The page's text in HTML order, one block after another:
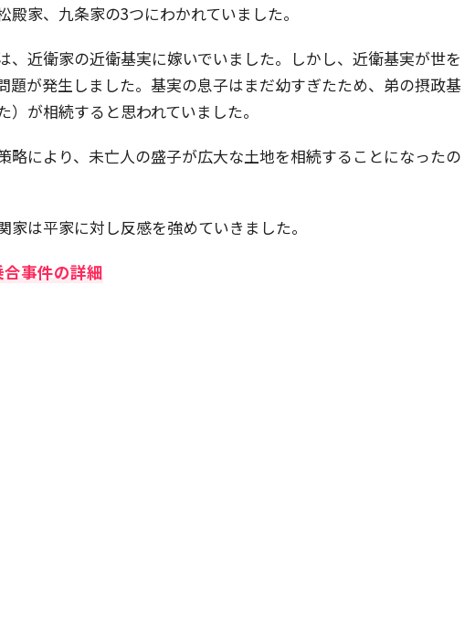
殿家、九条家の3つにわかれていました。
、近衛家の近衛基実に嫁いでいました。しかし、近衛基実が世を
題が発生しました。基実の息子はまだ幼すぎたため、弟の摂政基
）が相続すると思われていました。
略により、未亡人の盛子が広大な土地を相続することになったの
家は平家に対し反感を強めていきました。
事件の詳細